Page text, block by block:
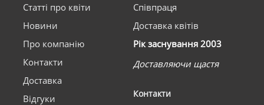
Статті про квіти
Новини
Про компанію
Контакти
Доставка
Відгуки
Співпраця
Доставка квітів
Рік заснування 2003
Доставляючи щастя
Контакти